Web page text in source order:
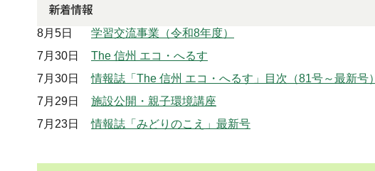
8月5日
学習交流事業（令和8年度）
7月30日
The 信州 エコ・へるす
7月30日
情報誌「The 信州 エコ・へるす」目次（81号～最新号）
7月29日
施設公開・親子環境講座
7月23日
情報誌「みどりのこえ」最新号